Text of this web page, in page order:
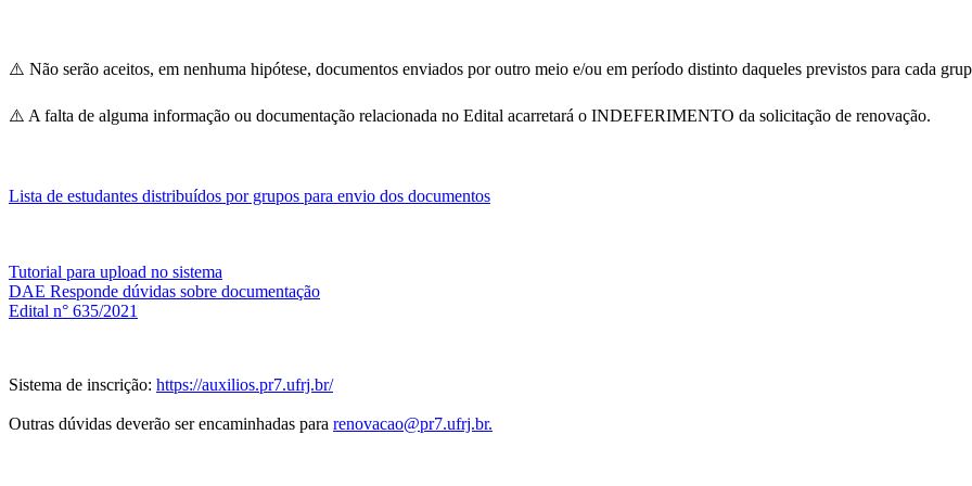
⚠️ Não serão aceitos, em nenhuma hipótese, documentos enviados por outro meio e/ou em período distinto daqueles previstos para cada
⚠️ A falta de alguma informação ou documentação relacionada no Edital acarretará o INDEFERIMENTO da solicitação de renovação.
Lista de estudantes distribuídos por grupos para envio dos documentos
Tutorial para upload no sistema
DAE Responde dúvidas sobre documentação
Edital n° 635/2021
Sistema de inscrição: https://auxilios.pr7.ufrj.br/
Outras dúvidas deverão ser encaminhadas para renovacao@pr7.ufrj.br.